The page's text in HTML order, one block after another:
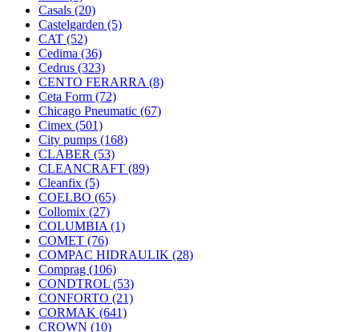
Casals (20)
Castelgarden (5)
CAT (52)
Cedima (36)
Cedrus (323)
CENTO FERARRA (8)
Ceta Form (72)
Chicago Pneumatic (67)
Cimex (501)
City pumps (168)
CLABER (53)
CLEANCRAFT (89)
Cleanfix (5)
COELBO (65)
Collomix (27)
COLUMBIA (1)
COMET (76)
COMPAC HIDRAULIK (28)
Comprag (106)
CONDTROL (53)
CONFORTO (21)
CORMAK (641)
CROWN (10)